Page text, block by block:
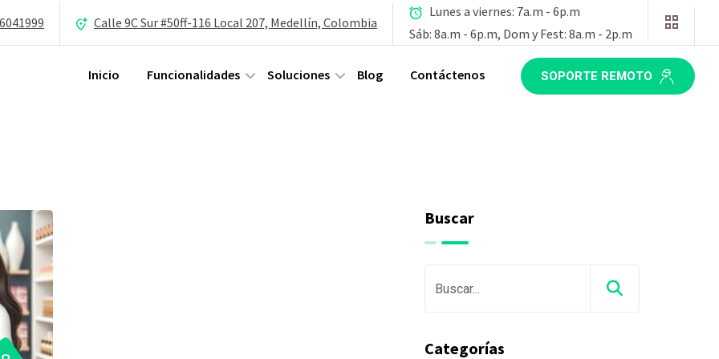
Calle 9C Sur #50ff-116 Local 207, Medellín, Colombia
Lunes a viernes: 7a.m - 6p.m
Sáb: 8a.m - 6p.m, Dom y Fest: 8a.m - 2p.m
Inicio Funcionalidades Soluciones Blog Contáctenos SOPORTE REMOTO
Buscar
Categorías